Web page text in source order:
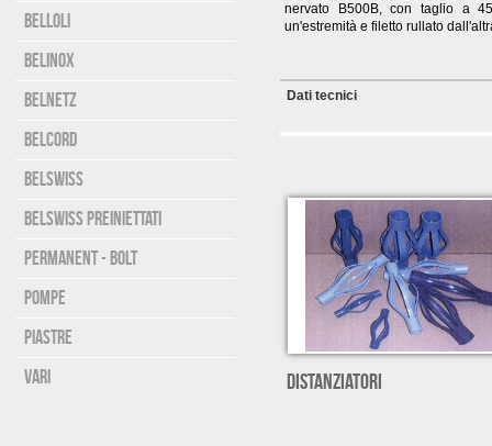
Belloli
Belinox
Belnetz
Belcord
Belswiss
Belswiss preiniettati
Permanent - Bolt
Pompe
Piastre
Vari
nervato B500B, con taglio a
un'estremità e filetto rullato
Dati tecnici
DISTANZIATORI